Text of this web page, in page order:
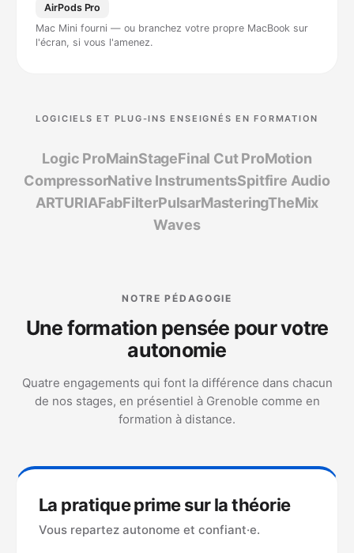
AirPods Pro
Mac Mini fourni — ou branchez votre propre MacBook sur
l'écran, si vous l'amenez.
LOGICIELS ET PLUG-INS ENSEIGNÉS EN FORMATION
Logic ProMainStageFinal Cut ProMotion
CompressorNative InstrumentsSpitfire Audio
ARTURIAFabFilterPulsarMasteringTheMix
Waves
NOTRE PÉDAGOGIE
Une formation pensée pour votre
autonomie
Quatre engagements qui font la différence dans chacun
de nos stages, en présentiel à Grenoble comme en
formation à distance.
La pratique prime sur la théorie
Vous repartez autonome et confiant·e.